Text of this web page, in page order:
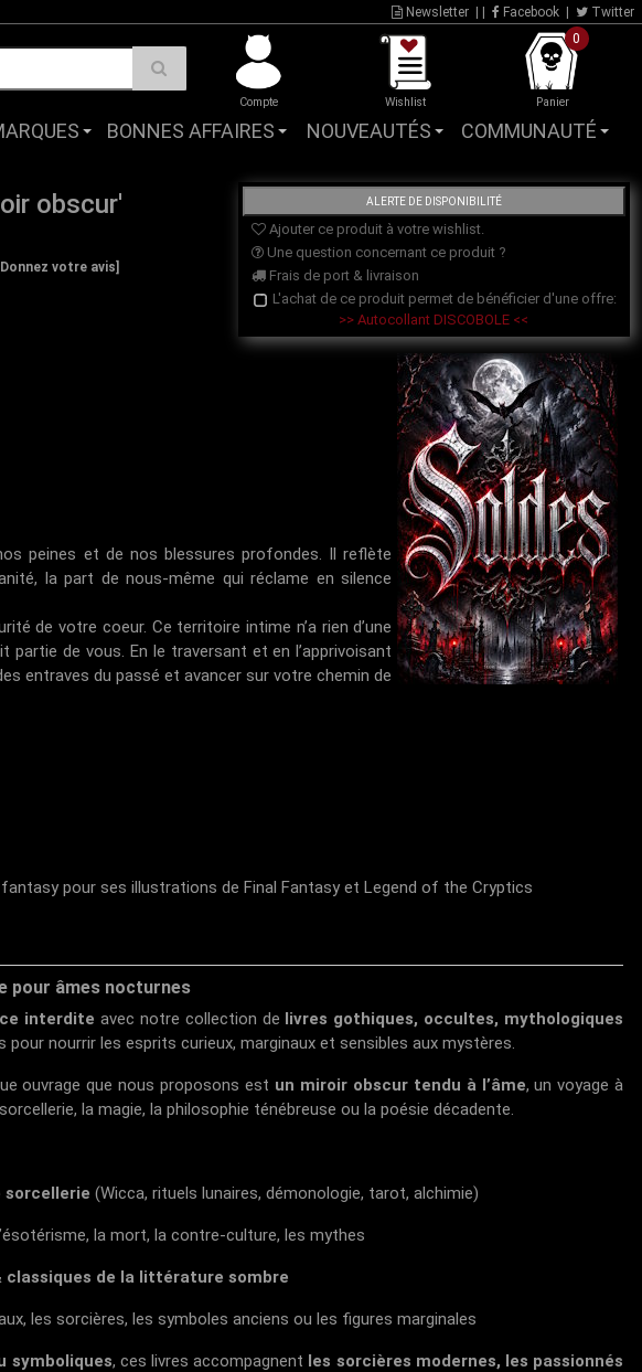
Newsletter Facebook Twitter
Compte Wishlist
0
Panier
BONNES AFFAIRES NOUVEAUTÉS COMMUNAUTÉ
obscur'
[Donnez votre avis]
Ajouter ce produit à votre wishlist.
Une question concernant ce produit ?
Frais de port & livraison
L'achat de ce produit permet de bénéficier d'une offre:
>> Autocollant DISCOBOLE <<
peines et de nos blessures profondes. Il reflète
la part de nous-même qui réclame en silence
de votre coeur. Ce territoire intime n’a rien d’une
partie de vous. En le traversant et en l’apprivoisant
entraves du passé et avancer sur votre chemin de
pour ses illustrations de Final Fantasy et Legend of the Cryptics
pour âmes nocturnes
interdite avec notre collection de livres gothiques, occultes, mythologiques
pour nourrir les esprits curieux, marginaux et sensibles aux mystères.
ouvrage que nous proposons est un miroir obscur tendu à l’âme, un voyage à
la magie, la philosophie ténébreuse ou la poésie décadente.
sorcellerie (Wicca, rituels lunaires, démonologie, tarot, alchimie)
la mort, la contre-culture, les mythes
classiques de la littérature sombre
les sorcières, les symboles anciens ou les figures marginales
symboliques, ces livres accompagnent les sorcières modernes, les passionnés